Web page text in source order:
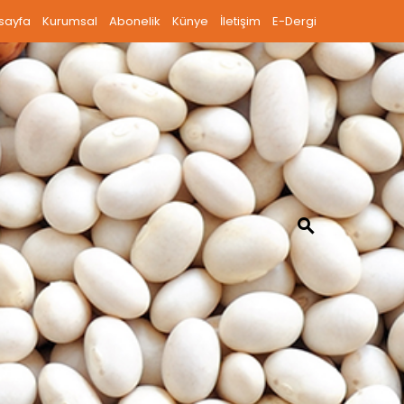
Kurumsal Abonelik Künye İletişim E-Dergi